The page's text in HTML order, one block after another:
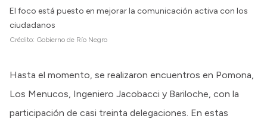
El foco está puesto en mejorar la comunicación activa con los
ciudadanos
Crédito: Gobierno de Río Negro
Hasta el momento, se realizaron encuentros en Pomona,
Los Menucos, Ingeniero Jacobacci y Bariloche, con la
participación de casi treinta delegaciones. En estas